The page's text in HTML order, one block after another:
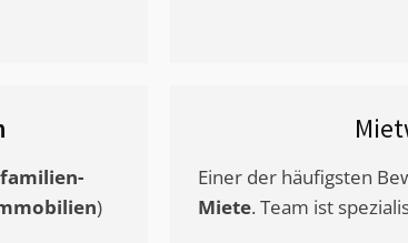
)
Einer der häufigsten
Miete. Team ist